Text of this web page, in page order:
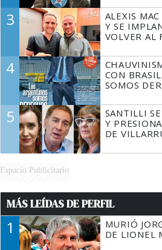
3
ALEXIS
Y SE
VOLVER AL
4
CON
SOMOS
5
SANTILLI
Y
DE
Espacio Publicitario
MÁS LEÍDAS DE PERFIL
1
MURIÓ
DE LIONEL